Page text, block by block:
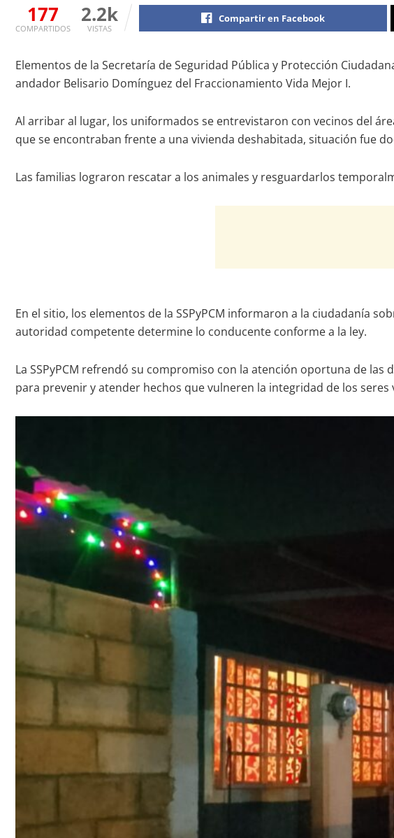
177
COMPARTIDOS
2.2k
VISTAS
Compartir en Facebook
Elementos de la Secretaría de Seguridad Pública y Protección
andador Belisario Domínguez del Fraccionamiento Vida Mejor I.
Al arribar al lugar, los uniformados se entrevistaron con vecinos del
que se encontraban frente a una vivienda deshabitada, situación fue
Las familias lograron rescatar a los animales y resguardarlos
En el sitio, los elementos de la SSPyPCM informaron a la ciudadanía
autoridad competente determine lo conducente conforme a la ley.
La SSPyPCM refrendó su compromiso con la atención oportuna de
para prevenir y atender hechos que vulneren la integridad de los seres